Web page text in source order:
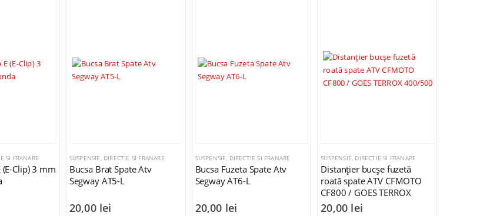
SI FRANARE
Clip) 3 mm
SUSPENSIE, DIRECTIE SI FRANARE
Bucsa Brat Spate Atv
Segway AT5-L
20,00 lei
SUSPENSIE, DIRECTIE SI FRANARE
Bucsa Fuzeta Spate Atv
Segway AT6-L
20,00 lei
SUSPENSIE, DIRECTIE SI FRANARE
Distanțier bucșe fuzetă
roată spate ATV CFMOTO
CF800 / GOES TERROX
400/500
20,00 lei